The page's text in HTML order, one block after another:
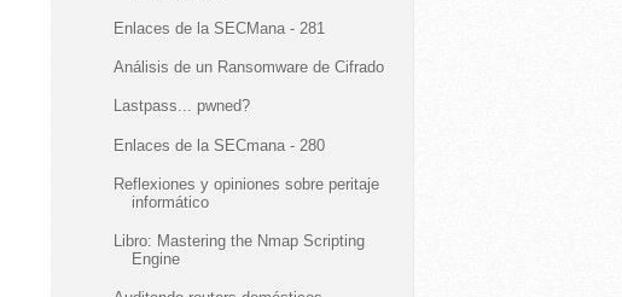
Enlaces de la SECMana - 281
Análisis de un Ransomware de Cifrado
Lastpass... pwned?
Enlaces de la SECmana - 280
Reflexiones y opiniones sobre peritaje
informático
Libro: Mastering the Nmap Scripting
Engine